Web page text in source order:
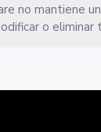
no mantiene
o eliminar